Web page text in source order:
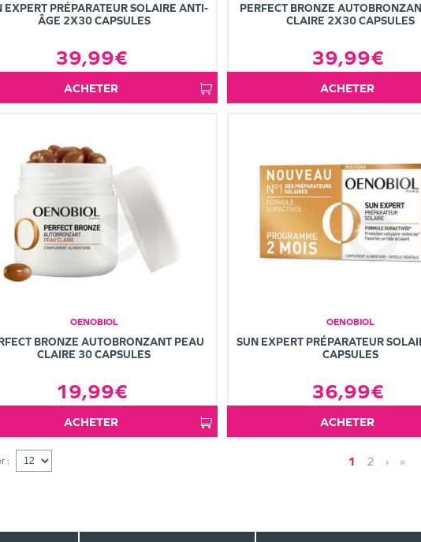
EXPERT PRÉPARATEUR SOLAIRE ANTI-
ÂGE 2X30 CAPSULES
39,99€
ACHETER
PERFECT BRONZE
CLAIRE 2X30 CAPSULES
39,99€
ACHETER
OENOBIOL
BRONZE AUTOBRONZANT PEAU
CLAIRE 30 CAPSULES
19,99€
ACHETER
OENOBIOL
SUN EXPERT PRÉPARATEUR
CAPSULES
36,99€
ACHETER
: 1 2 › »